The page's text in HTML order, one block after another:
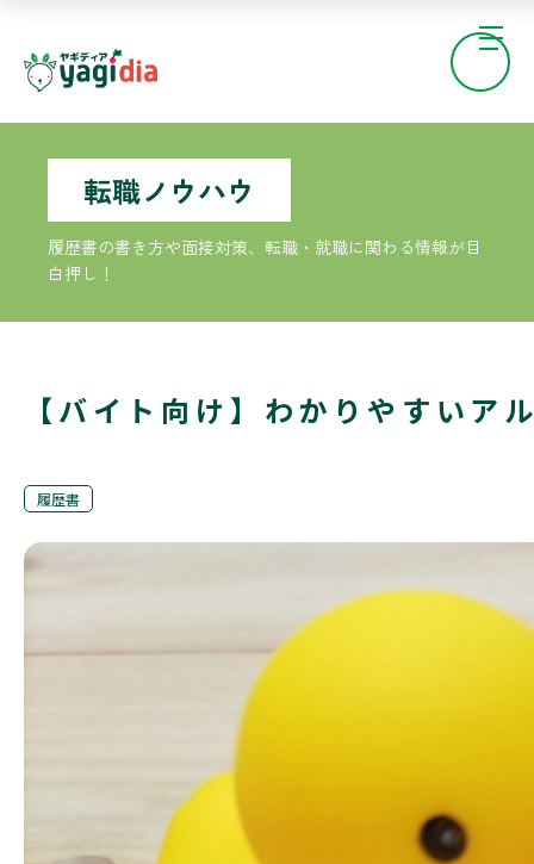
転職ノウハウ
履歴書の書き方や面接対策、転職・就職に関わる情報が目
白押し！
【バイト向け】わかりやすいア
履歴書